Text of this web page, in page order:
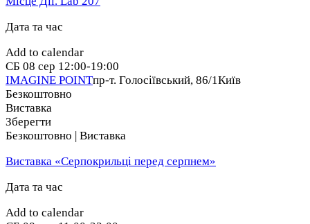
Дата та час
Add to calendar
СБ 08 сер 12:00-19:00
IMAGINE POINTпр-т. Голосіївський, 86/1Київ
Безкоштовно
Виставка
Зберегти
Безкоштовно | Виставка
Виставка «Серпокрильці перед серпнем»
Дата та час
Add to calendar